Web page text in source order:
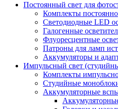
Постоянный свет для
Комплекты
Светодиодные LED
Галогенные
Флуоресцентные
Патроны для ламп
Аккумуляторы и
Импульсный свет
Комплекты
Студийные
Аккумуляторные